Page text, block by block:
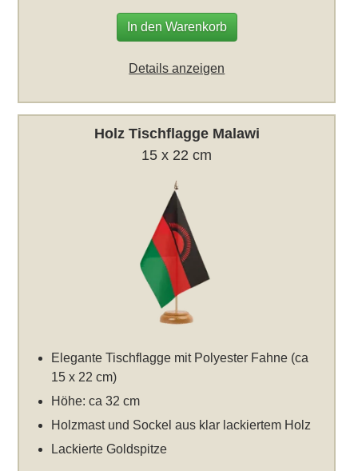
In den Warenkorb
Details anzeigen
Holz Tischflagge Malawi
15 x 22 cm
Elegante Tischflagge mit Polyester Fahne (ca
15 x 22 cm)
Höhe: ca 32 cm
Holzmast und Sockel aus klar lackiertem Holz
Lackierte Goldspitze